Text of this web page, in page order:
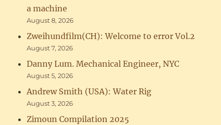
a machine
August 8, 2026
Zweihundfilm(CH): Welcome to error Vol.2
August 7, 2026
Danny Lum. Mechanical Engineer, NYC
August 5, 2026
Andrew Smith (USA): Water Rig
August 3, 2026
Zimoun Compilation 2025